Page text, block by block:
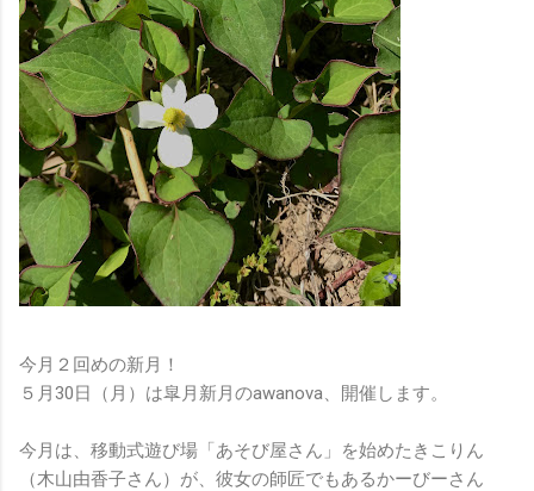
今月２回めの新月！
５月30日（月）は皐月新月のawanova、開催します。
今月は、移動式遊び場「あそび屋さん」を始めたきこりん
（木山由香子さん）が、彼女の師匠でもあるかーびーさん